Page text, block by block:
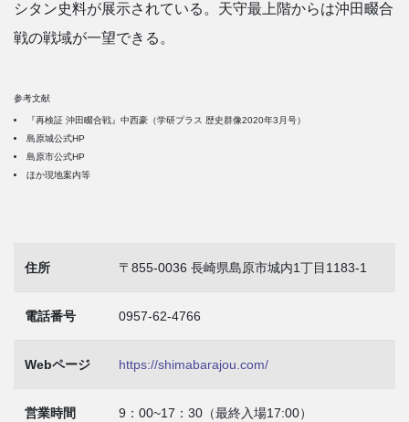
シタン史料が展示されている。天守最上階からは沖田畷合
戦の戦域が一望できる。
参考文献
『再検証 沖田畷合戦』中西豪（学研プラス 歴史群像2020年3月号）
島原城公式HP
島原市公式HP
ほか現地案内等
住所 〒855-0036 長崎県島原市城内1丁目1183-1
電話番号 0957-62-4766
Webページ https://shimabarajou.com/
営業時間 9：00~17：30（最終入場17:00）